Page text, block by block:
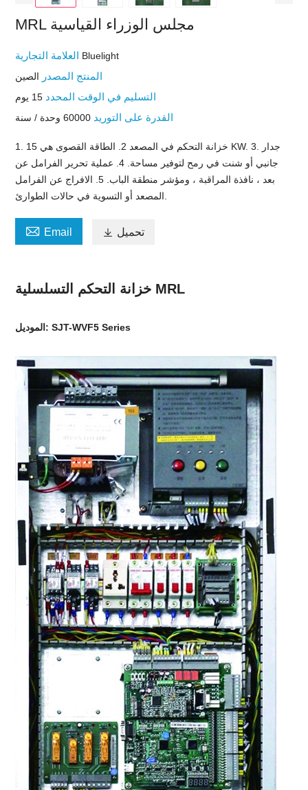
MRL مجلس الوزراء القياسية
Bluelight
المنتج المصدر الصين
التسليم في الوقت المحدد 15 يوم
القدرة على التوريد 60000 وحدة / سنة
1. خزانة التحكم في المصعد 2. الطاقة القصوى هي 15 KW. 3. جدار
جانبي أو شنت في رمح لتوفير مساحة. 4. عملية تحرير الفرامل عن
بعد ، نافذة المراقبة ، ومؤشر منطقة الباب. 5. الافراج عن الفرامل
 Email  تحميل
خزانة التحكم التسلسلية MRL
الموديل: SJT-WVF5 Series